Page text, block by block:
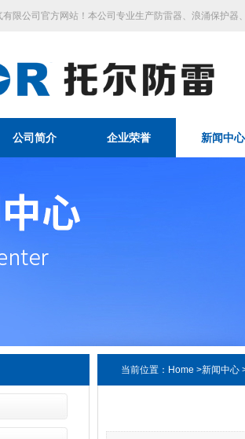
限公司官方网站！本公司专业生产防雷器、浪涌保护器
公司简介 企业荣誉 新闻中心
当前位置： Home >新闻中心